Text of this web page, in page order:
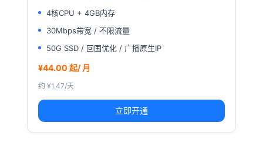
4核CPU + 4GB内存
30Mbps带宽 / 不限流量
50G SSD / 回国优化 / 广播原生IP
¥44.00 起/ 月
约 ¥1.47/天
立即开通